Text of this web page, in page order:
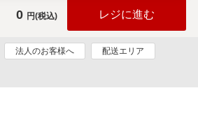
0 円(税込) レジに進む
法人のお客様へ 配送エリア